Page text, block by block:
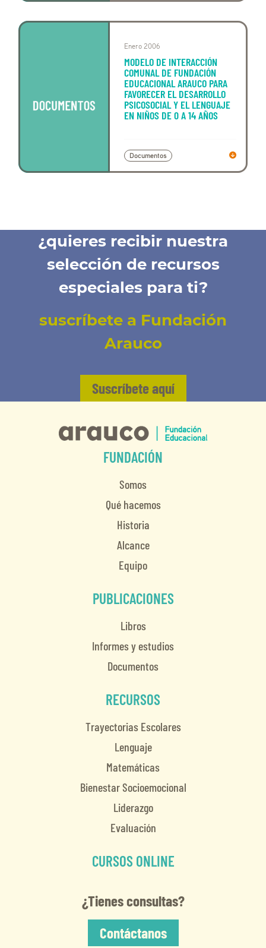
Enero 2006
MODELO DE INTERACCIÓN
COMUNAL DE FUNDACIÓN
EDUCACIONAL ARAUCO PARA
FAVORECER EL DESARROLLO
PSICOSOCIAL Y EL LENGUAJE
EN NIÑOS DE 0 A 14 AÑOS
Documentos
¿quieres recibir nuestra
selección de recursos
especiales para ti?
suscríbete a Fundación
Arauco
Suscríbete aquí
FUNDACIÓN
Somos
Qué hacemos
Historia
Alcance
Equipo
PUBLICACIONES
Libros
Informes y estudios
Documentos
RECURSOS
Trayectorias Escolares
Lenguaje
Matemáticas
Bienestar Socioemocional
Liderazgo
Evaluación
CURSOS ONLINE
¿Tienes consultas?
Contáctanos